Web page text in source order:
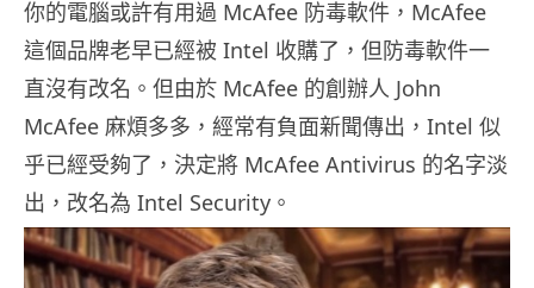
你的電腦或許有用過 McAfee 防毒軟件，McAfee
這個品牌老早已經被 Intel 收購了，但防毒軟件一
直沒有改名。但由於 McAfee 的創辦人 John
McAfee 麻煩多多，經常有負面新聞傳出，Intel 似
乎已經受夠了，決定將 McAfee Antivirus 的名字淡
出，改名為 Intel Security。